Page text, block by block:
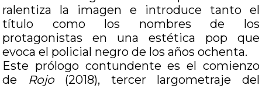
ralentiza la imagen e introduce tanto el
título como los nombres de los
protagonistas en una estética pop que
evoca el policial negro de los años ochenta.
Este prólogo contundente es el comienzo
de Rojo (2018), tercer largometraje del